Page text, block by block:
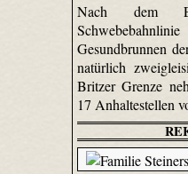
Nach dem
Gesundbrunnen
natürlich
Britzer Grenze
17 Anhaltestellen